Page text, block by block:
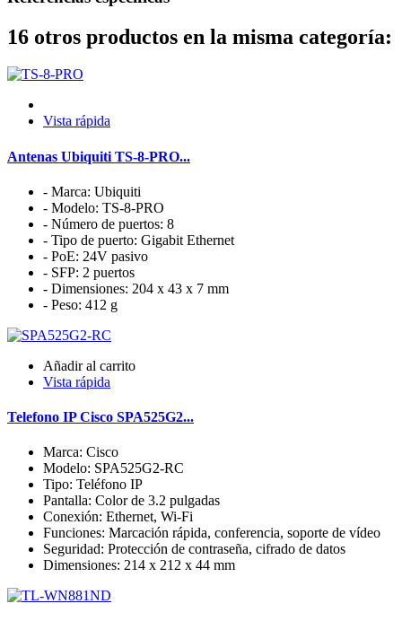
16 otros productos en la misma categoría:
Vista rápida
Antenas Ubiquiti TS-8-PRO...
- Marca: Ubiquiti
- Modelo: TS-8-PRO
- Número de puertos: 8
- Tipo de puerto: Gigabit Ethernet
- PoE: 24V pasivo
- SFP: 2 puertos
- Dimensiones: 204 x 43 x 7 mm
- Peso: 412 g
Añadir al carrito
Vista rápida
Telefono IP Cisco SPA525G2...
Marca: Cisco
Modelo: SPA525G2-RC
Tipo: Teléfono IP
Pantalla: Color de 3.2 pulgadas
Conexión: Ethernet, Wi-Fi
Funciones: Marcación rápida, conferencia, soporte de vídeo
Seguridad: Protección de contraseña, cifrado de datos
Dimensiones: 214 x 212 x 44 mm